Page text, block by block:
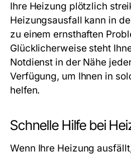
Ihre Heizung plötzlich
Heizungsausfall kann in
zu einem ernsthaften
Glücklicherweise steht
Notdienst in der Nähe
Verfügung, um Ihnen in
helfen.
Schnelle Hilfe bei
Wenn Ihre Heizung